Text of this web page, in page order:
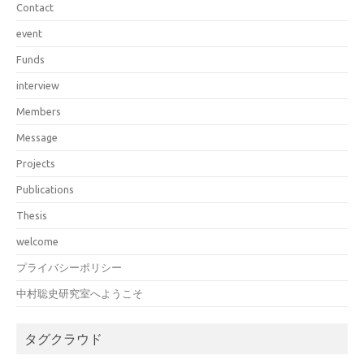
Contact
event
Funds
interview
Members
Message
Projects
Publications
Thesis
welcome
プライバシーポリシー
中村聡史研究室へようこそ
タグクラウド